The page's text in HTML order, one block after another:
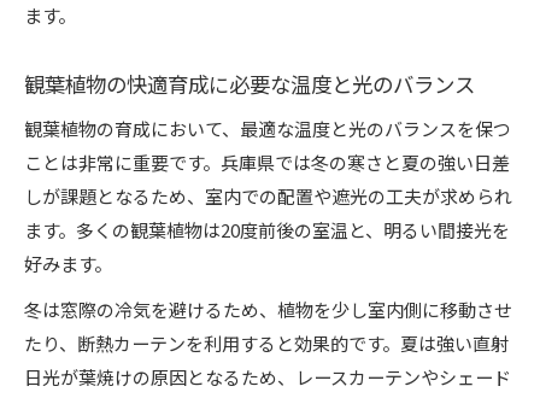
ます。
観葉植物の快適育成に必要な温度と光のバランス
観葉植物の育成において、最適な温度と光のバランスを保つ
ことは非常に重要です。兵庫県では冬の寒さと夏の強い日差
しが課題となるため、室内での配置や遮光の工夫が求められ
ます。多くの観葉植物は20度前後の室温と、明るい間接光を
好みます。
冬は窓際の冷気を避けるため、植物を少し室内側に移動させ
たり、断熱カーテンを利用すると効果的です。夏は強い直射
日光が葉焼けの原因となるため、レースカーテンやシェード